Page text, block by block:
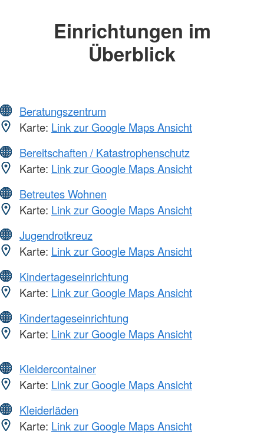
Einrichtungen im
Überblick
Beratungszentrum
Karte: Link zur Google Maps Ansicht
Bereitschaften / Katastrophenschutz
Karte: Link zur Google Maps Ansicht
Betreutes Wohnen
Karte: Link zur Google Maps Ansicht
Jugendrotkreuz
Karte: Link zur Google Maps Ansicht
Kindertageseinrichtung
Karte: Link zur Google Maps Ansicht
Kindertageseinrichtung
Karte: Link zur Google Maps Ansicht
Kleidercontainer
Karte: Link zur Google Maps Ansicht
Kleiderläden
Karte: Link zur Google Maps Ansicht